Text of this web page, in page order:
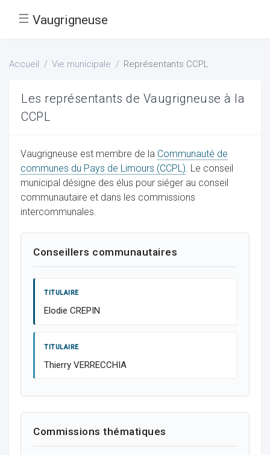
☰ Vaugrigneuse
Accueil Vie municipale Représentants CCPL
Les représentants de Vaugrigneuse à la
CCPL
Vaugrigneuse est membre de la Communauté de
communes du Pays de Limours (CCPL) . Le conseil
municipal désigne des élus pour siéger au conseil
communautaire et dans les commissions
intercommunales.
Conseillers communautaires
TITULAIRE
Elodie CREPIN
TITULAIRE
Thierry VERRECCHIA
Commissions thématiques